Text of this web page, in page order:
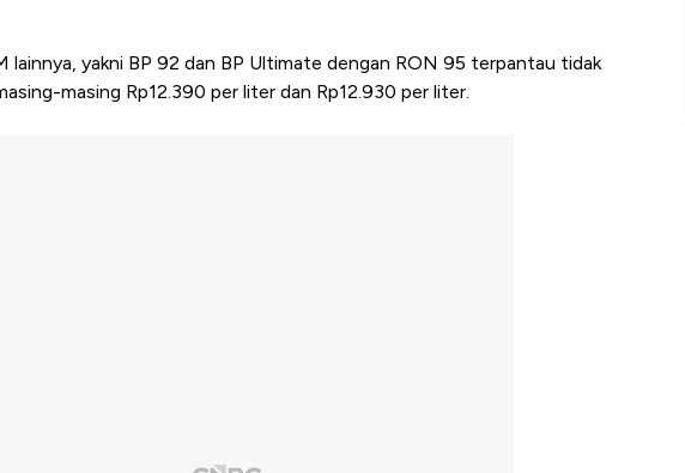
lainnya, yakni BP 92 dan BP Ultimate dengan RON 95 terpantau tidak
masing Rp12.390 per liter dan Rp12.930 per liter.